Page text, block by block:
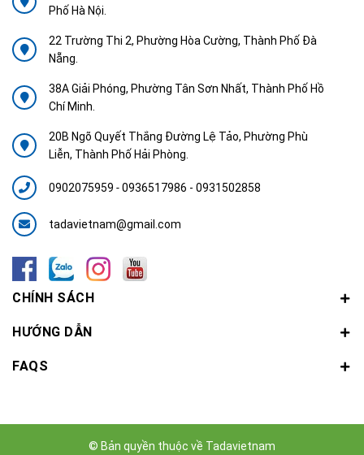
Phố Hà Nội.
22 Trường Thi 2, Phường Hòa Cường, Thành Phố Đà
Nẵng.
38A Giải Phóng, Phường Tân Sơn Nhất, Thành Phố Hồ
Chí Minh.
20B Ngõ Quyết Thắng Đường Lệ Tảo, Phường Phù
Liễn, Thành Phố Hải Phòng.
0902075959 -0936517986 - 0931502858
tadavietnam@gmail.com
CHÍNH SÁCH
HƯỚNG DẪN
FAQS
© Bản quyền thuộc về Tadavietnam